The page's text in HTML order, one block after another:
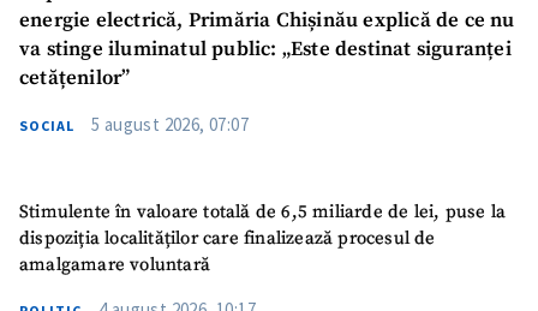
energie electrică, Primăria Chișinău explică de ce nu
va stinge iluminatul public: „Este destinat siguranței
cetățenilor”
SOCIAL 5 august 2026, 07:07
Stimulente în valoare totală de 6,5 miliarde de lei, puse la
dispoziția localităților care finalizează procesul de
amalgamare voluntară